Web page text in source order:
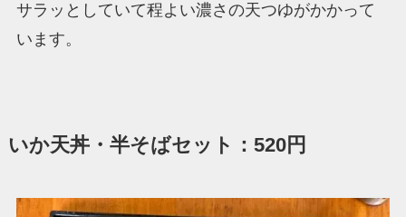
サラッとしていて程よい濃さの天つゆがかかって
います。
いか天丼・半そばセット：520円